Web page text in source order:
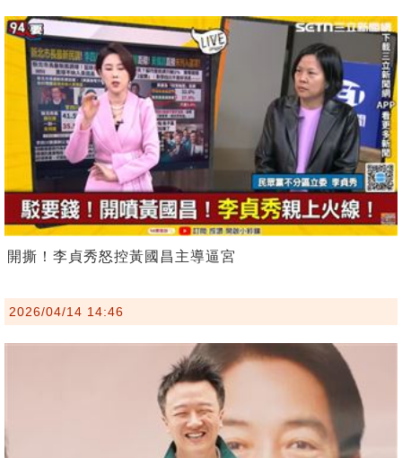
開撕！李貞秀怒控黃國昌主導逼宮
2026/04/14 14:46